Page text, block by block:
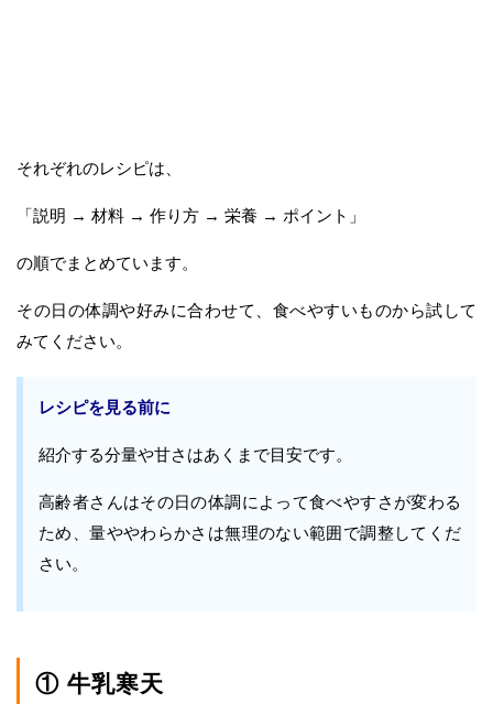
それぞれのレシピは、
「説明 → 材料 → 作り方 → 栄養 → ポイント」
の順でまとめています。
その日の体調や好みに合わせて、食べやすいものから試して
みてください。
レシピを見る前に
紹介する分量や甘さはあくまで目安です。
高齢者さんはその日の体調によって食べやすさが変わる
ため、量ややわらかさは無理のない範囲で調整してくだ
さい。
① 牛乳寒天